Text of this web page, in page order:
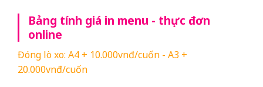
Bảng tính giá in menu - thực đơn
online
Đóng lò xo: A4 + 10.000vnđ/cuốn - A3 +
20.000vnđ/cuốn